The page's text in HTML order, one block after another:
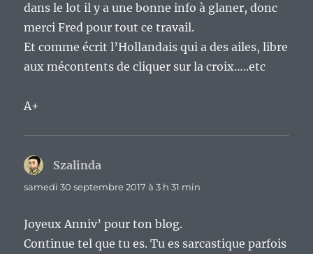
dans le lot il y a une bonne info à glaner, donc
merci Fred pour tout ce travail.
Et comme écrit l’Hollandais qui a des ailes, libre
aux mécontents de cliquer sur la croix…..etc
A+
Szalinda
samedi 30 septembre 2017 à 3 h 31 min
Joyeux Anniv’ pour ton blog.
Continue tel que tu es. Tu es sarcastique parfois